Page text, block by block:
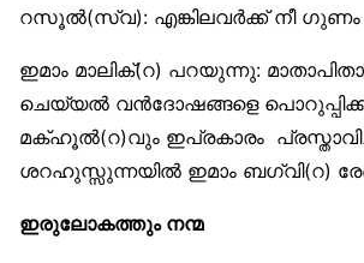
റസൂൽ(സ്വ): എങ്കിലവർക്ക് നീ
ഇമാം മാലിക്(റ) പറയുന്നു:
ചെയ്യൽ വൻദോഷങ്ങളെ
മക്ഹൂൽ(റ)വും ഇപ്രകാരം
ശറഹുസ്സുന്നയിൽ ഇമാം ബഗ്‌വി(റ)
ഇരുലോകത്തും നന്മ